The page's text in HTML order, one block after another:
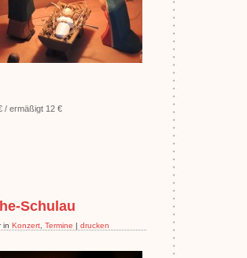
/ ermäßigt 12 €
Schulau
in Konzert, Termine | drucken